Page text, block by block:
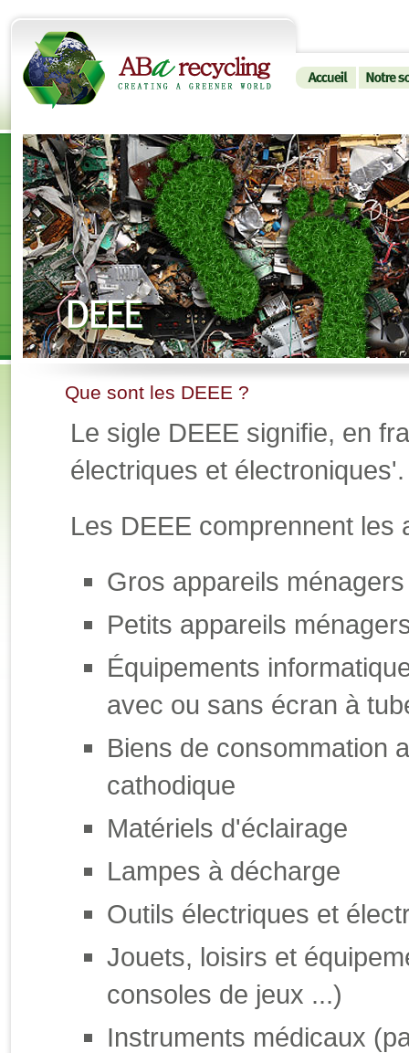
Que sont les DEEE ?
Le sigle DEEE signifie, en
électriques et électroniques'.
Les DEEE comprennent les
Gros appareils ménagers
Petits appareils
Équipements
avec ou sans écran à
Biens de consommation
cathodique
Matériels d'éclairage
Lampes à décharge
Outils électriques et
Jouets, loisirs et
consoles de jeux ...)
Instruments médicaux